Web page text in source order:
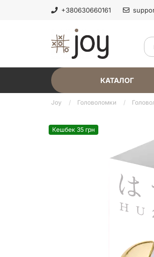
+380630660161
КАТАЛОГ
Joy Головоломки
Кешбек 35 грн